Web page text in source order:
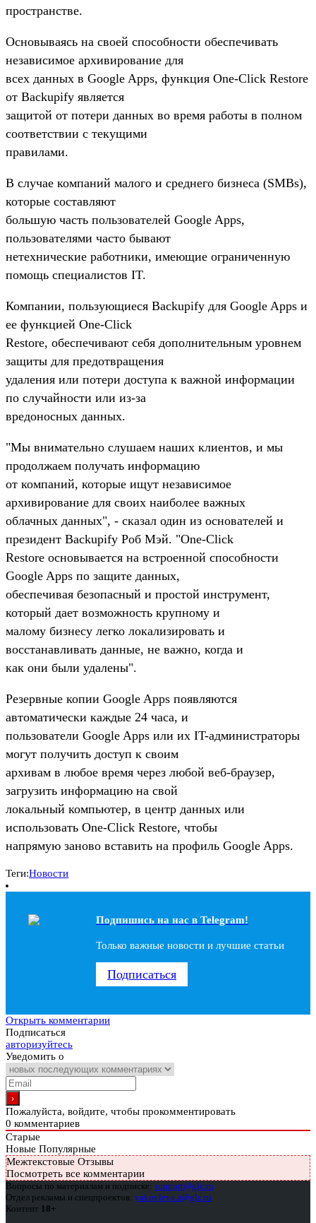
пространстве.
Основываясь на своей способности обеспечивать
независимое архивирование для
всех данных в Google Apps, функция One-Click Restore
от Backupify является
защитой от потери данных во время работы в полном
соответствии с текущими
правилами.
В случае компаний малого и среднего бизнеса (SMBs),
которые составляют
большую часть пользователей Google Apps,
пользователями часто бывают
нетехнические работники, имеющие ограниченную
помощь специалистов IT.
Компании, пользующиеся Backupify для Google Apps и
ее функцией One-Click
Restore, обеспечивают себя дополнительным уровнем
защиты для предотвращения
удаления или потери доступа к важной информации
по случайности или из-за
вредоносных данных.
"Мы внимательно слушаем наших клиентов, и мы
продолжаем получать информацию
от компаний, которые ищут независимое
архивирование для своих наиболее важных
облачных данных", - сказал один из основателей и
президент Backupify Роб Мэй. "One-Click
Restore основывается на встроенной способности
Google Apps по защите данных,
обеспечивая безопасный и простой инструмент,
который дает возможность крупному и
малому бизнесу легко локализировать и
восстанавливать данные, не важно, когда и
как они были удалены".
Резервные копии Google Apps появляются
автоматически каждые 24 часа, и
пользователи Google Apps или их IT-администраторы
могут получить доступ к своим
архивам в любое время через любой веб-браузер,
загрузить информацию на свой
локальный компьютер, в центр данных или
использовать One-Click Restore, чтобы
напрямую заново вставить на профиль Google Apps.
Теги:Новости
Подпишись на наc в Telegram!
Только важные новости и лучшие статьи
Подписаться
Открыть комментарии
Подписаться
авторизуйтесь
Уведомить о
Пожалуйста, войдите, чтобы прокомментировать
0 комментариев
Старые
Новые Популярные
Межтекстовые Отзывы
Посмотреть все комментарии
Вопросы по материалам и подписке: support@glc.ru
Отдел рекламы и спецпроектов: yakovleva.a@glc.ru
Контент 18+